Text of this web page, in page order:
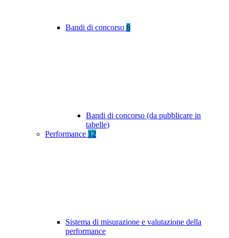
Bandi di concorso 8
Bandi di concorso (da pubblicare in
tabelle)
Performance 12
Sistema di misurazione e valutazione della
performance